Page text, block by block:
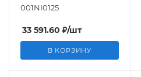
001NI0125
33 591.60 ₽/шт
В КОРЗИНУ